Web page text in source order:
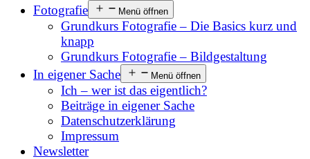
Fotografie
Menü öffnen
Grundkurs Fotografie – Die Basics kurz und
knapp
Grundkurs Fotografie – Bildgestaltung
In eigener Sache
Menü öffnen
Ich – wer ist das eigentlich?
Beiträge in eigener Sache
Datenschutzerklärung
Impressum
Newsletter